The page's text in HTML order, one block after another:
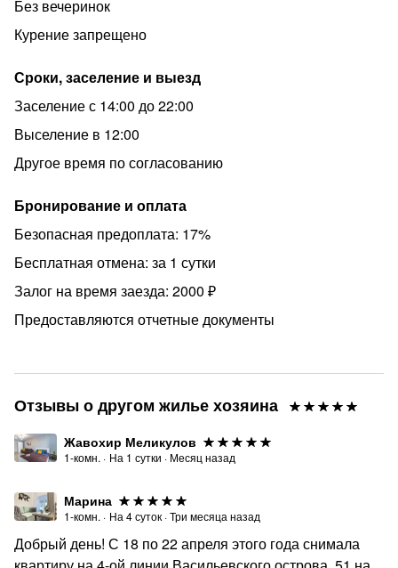
Для заселения требуется предоставить паспортные
данные бронирующего (в некоторых, исключительных,
случаях можем запросить паспортные данные всех
гостей и при необходимости увеличить сумму залога).
Без вечеринок
Курение запрещено
Сроки, заселение и выезд
Заселение с 14:00 до 22:00
Выселение в 12:00
Другое время по согласованию
Бронирование и оплата
Безопасная предоплата: 17%
Бесплатная отмена: за 1 сутки
Залог на время заезда: 2000 ₽
Предоставляются отчетные документы
Отзывы о другом жилье хозяина
Жавохир Меликулов
1-комн. · На 1 сутки · Месяц назад
Марина
1-комн. · На 4суток ·Три месяца назад
Добрый день! С 18 по 22 апреля этого года снимала